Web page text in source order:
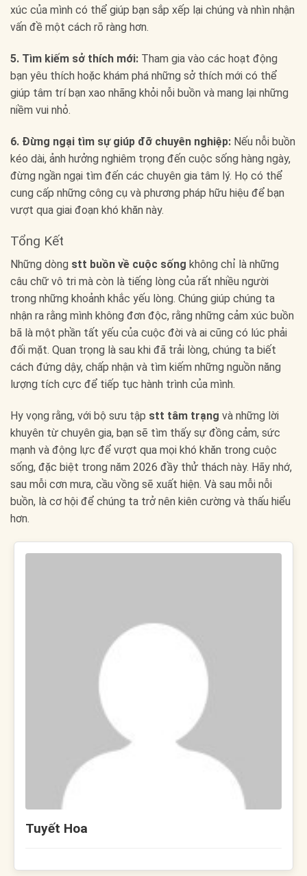
xúc của mình có thể giúp bạn sắp xếp lại chúng và nhìn nhận
vấn đề một cách rõ ràng hơn.
5. Tìm kiếm sở thích mới: Tham gia vào các hoạt động
bạn yêu thích hoặc khám phá những sở thích mới có thể
giúp tâm trí bạn xao nhãng khỏi nỗi buồn và mang lại những
niềm vui nhỏ.
6. Đừng ngại tìm sự giúp đỡ chuyên nghiệp: Nếu nỗi buồn
kéo dài, ảnh hưởng nghiêm trọng đến cuộc sống hàng ngày,
đừng ngần ngại tìm đến các chuyên gia tâm lý. Họ có thể
cung cấp những công cụ và phương pháp hữu hiệu để bạn
vượt qua giai đoạn khó khăn này.
Tổng Kết
Những dòng stt buồn về cuộc sống không chỉ là những
câu chữ vô tri mà còn là tiếng lòng của rất nhiều người
trong những khoảnh khắc yếu lòng. Chúng giúp chúng ta
nhận ra rằng mình không đơn độc, rằng những cảm xúc buồn
bã là một phần tất yếu của cuộc đời và ai cũng có lúc phải
đối mặt. Quan trọng là sau khi đã trải lòng, chúng ta biết
cách đứng dậy, chấp nhận và tìm kiếm những nguồn năng
lượng tích cực để tiếp tục hành trình của mình.
Hy vọng rằng, với bộ sưu tập stt tâm trạng và những lời
khuyên từ chuyên gia, bạn sẽ tìm thấy sự đồng cảm, sức
mạnh và động lực để vượt qua mọi khó khăn trong cuộc
sống, đặc biệt trong năm 2026 đầy thử thách này. Hãy nhớ,
sau mỗi cơn mưa, cầu vồng sẽ xuất hiện. Và sau mỗi nỗi
buồn, là cơ hội để chúng ta trở nên kiên cường và thấu hiểu
hơn.
Tuyết Hoa